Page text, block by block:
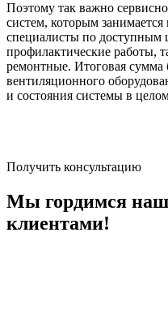
Поэтому так важно
систем, которым
специалисты по доступным
профилактические работы,
ремонтные. Итоговая сумма
вентиляционного
и состояния системы в
Получить консультацию
Мы гордимся
клиентами!